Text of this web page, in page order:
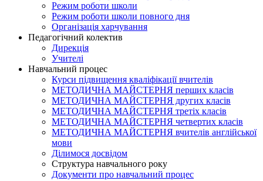
Режим роботи школи
Режим роботи школи повного дня
Організація харчування
Педагогічний колектив
Дирекція
Учителі
Навчальний процес
Курси підвищення кваліфікації вчителів
МЕТОДИЧНА МАЙСТЕРНЯ перших класів
МЕТОДИЧНА МАЙСТЕРНЯ других класів
МЕТОДИЧНА МАЙСТЕРНЯ третіх класів
МЕТОДИЧНА МАЙСТЕРНЯ четвертих класів
МЕТОДИЧНА МАЙСТЕРНЯ вчителів англійської
мови
Ділимося досвідом
Структура навчального року
Документи про навчальний процес